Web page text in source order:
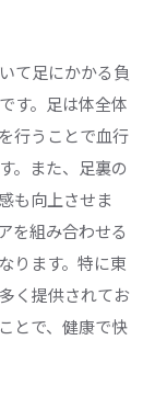
ロンの選び
ンランキング
とその効果
気をつけるべ
別なフットケ
用が導く健康
メリットと
て足にかかる負
す。足は体全体
行うことで血行
。また、足裏の
も向上させま
を組み合わせる
ります。特に東
く提供されてお
とで、健康で快